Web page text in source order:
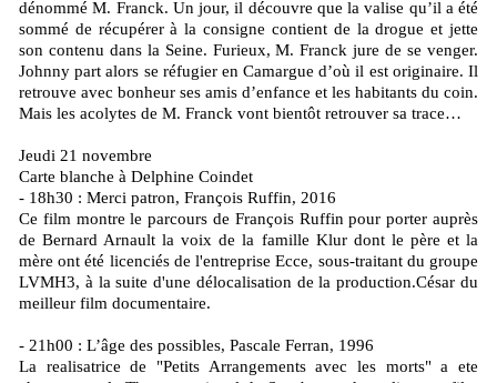
dénommé M. Franck. Un jour, il découvre que la valise qu’il a été
sommé de récupérer à la consigne contient de la drogue et jette
son contenu dans la Seine. Furieux, M. Franck jure de se venger.
Johnny part alors se réfugier en Camargue d’où il est originaire. Il
retrouve avec bonheur ses amis d’enfance et les habitants du coin.
Mais les acolytes de M. Franck vont bientôt retrouver sa trace…
Jeudi 21 novembre
Carte blanche à Delphine Coindet
- 18h30 : Merci patron, François Ruffin, 2016
Ce film montre le parcours de François Ruffin pour porter auprès
de Bernard Arnault la voix de la famille Klur dont le père et la
mère ont été licenciés de l'entreprise Ecce, sous-traitant du groupe
LVMH3, à la suite d'une délocalisation de la production.César du
meilleur film documentaire.
- 21h00 : L’âge des possibles, Pascale Ferran, 1996
La realisatrice de "Petits Arrangements avec les morts" a ete